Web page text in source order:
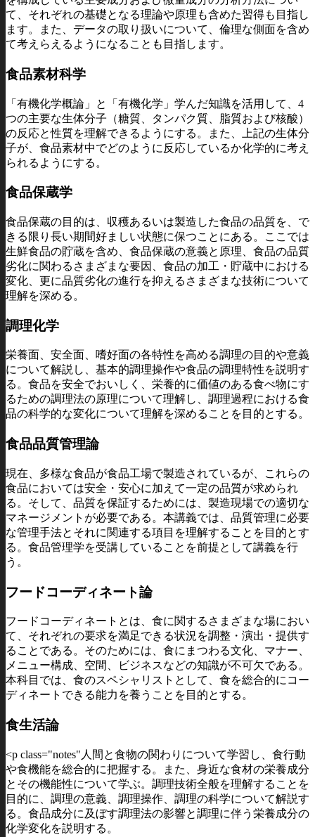
て、それぞれの基礎となる理論や原理も含めた習得も目指し
ます。また、データの取り扱いについて、倫理な側面を含め
て考えらえるようになることも目指します。
食品素材科学
「有機化学概論」と「有機化学」学んだ知識を活用して、4
つの主要な生体分子（糖質、タンパク質、脂質および核酸）
の反応と性質を理解できるようにする。また、上記の生体分
子が、食品素材中でどのように反応しているか化学的に考え
られるようにする。
食品保蔵学
食品保蔵の目的は、収穫あるいは製造した食品の品質を、で
きる限り長い期間好ましい状態に保つことにある。ここでは
生鮮食品の貯蔵を含め、食品保蔵の意義と原理、食品の品質
劣化に関わるさまざまな要因、食品の加工・貯蔵中における
変化、更に品質劣化の進行を抑えるさまざまな技術について
理解を深める。
調理化学
栄養面、安全面、嗜好面の各特性を高める調理の目的や意義
について解説し、基本的調理操作や食品の調理特性を説明す
る。食品を安全でおいしく、栄養的に価値のある食べ物にす
るための調理法の原理について理解し、調理過程における食
品の科学的な変化について理解を深めることを目的とする。
食品品質管理論
現在、多様な食品が食品工場で製造されているが、これらの
食品においては安全・安心に加えて一定の品質が求められ
る。そして、品質を保証するためには、製造現場での適切な
マネージメントが必要である。本講義では、品質管理に必要
な管理手法とそれに関連する項目を理解することを目的とす
る。食品管理学を受講していることを前提として講義を行
う。
フードコーディネート論
フードコーディネートとは、食に関するさまざまな場におい
て、それぞれの要求を満足できる状況を調整・演出・提供す
ることである。そのためには、食にまつわる文化、マナー、
メニュー構成、空間、ビジネスなどの知識が不可欠である。
本科目では、食のスペシャリストとして、食を総合的にコー
ディネートできる能力を養うことを目的とする。
食生活論
<p class="notes"人間と食物の関わりについて学習し、食行動
や食機能を総合的に把握する。また、身近な食材の栄養成分
とその機能性について学ぶ。調理技術全般を理解することを
目的に、調理の意義、調理操作、調理の科学について解説す
る。食品成分に及ぼす調理法の影響と調理に伴う栄養成分の
化学変化を説明する。